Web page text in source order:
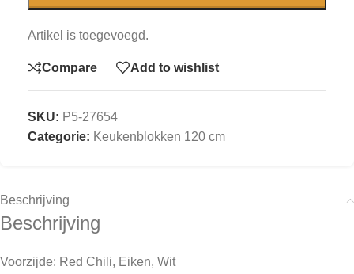
Artikel is toegevoegd.
Compare Add to wishlist
SKU: P5-27654
Categorie: Keukenblokken 120 cm
Beschrijving
Beschrijving
Voorzijde: Red Chili, Eiken, Wit